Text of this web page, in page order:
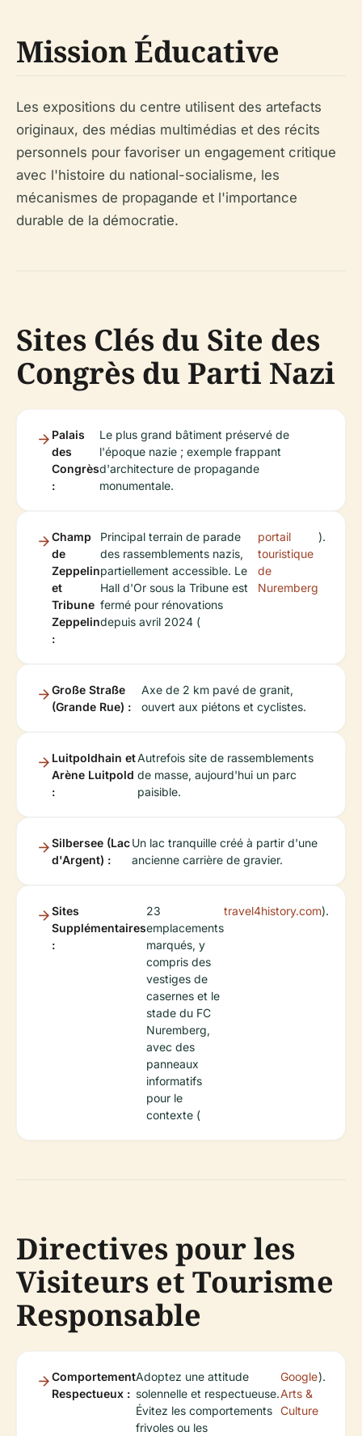
Mission Éducative
Les expositions du centre utilisent des artefacts
originaux, des médias multimédias et des récits
personnels pour favoriser un engagement critique
avec l'histoire du national-socialisme, les
mécanismes de propagande et l'importance
durable de la démocratie.
Sites Clés du Site des
Congrès du Parti Nazi
Palais
des
Congrès
:
Le plus grand bâtiment préservé de
l'époque nazie ; exemple frappant
d'architecture de propagande
monumentale.
Champ
de
Zeppelin
et
Tribune
Zeppelin
:
Principal terrain de parade
des rassemblements nazis,
partiellement accessible. Le
Hall d'Or sous la Tribune est
fermé pour rénovations
depuis avril 2024 (
portail
touristique
de
Nuremberg
).
Große Straße
(Grande Rue) :
Axe de 2 km pavé de granit,
ouvert aux piétons et cyclistes.
Luitpoldhain et
Arène Luitpold
:
Autrefois site de rassemblements
de masse, aujourd'hui un parc
paisible.
Silbersee (Lac
d'Argent) :
Un lac tranquille créé à partir d'une
ancienne carrière de gravier.
Sites
Supplémentaires
:
23
emplacements
marqués, y
compris des
vestiges de
casernes et le
stade du FC
Nuremberg,
avec des
panneaux
informatifs
pour le
contexte (
travel4history.com).
Directives pour les
Visiteurs et Tourisme
Responsable
Comportement
Respectueux :
Adoptez une attitude
solennelle et respectueuse.
Évitez les comportements
frivoles ou les
Google
Arts &
Culture
).